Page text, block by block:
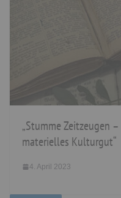
„Stumme Zeitzeugen
materielles Kulturgut“
4. April 2023